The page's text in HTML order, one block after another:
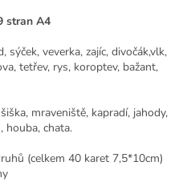
stran A4
sýček, veverka, zajíc, divočák,vlk,
tetřev, rys, koroptev, bažant,
šiška, mraveniště, kapradí, jahody,
houba, chata.
(celkem 40 karet 7,5*10cm)